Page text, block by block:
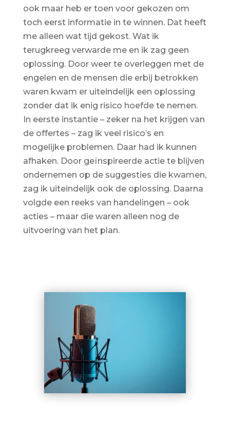
ook maar heb er toen voor gekozen om
toch eerst informatie in te winnen. Dat heeft
me alleen wat tijd gekost. Wat ik
terugkreeg verwarde me en ik zag geen
oplossing. Door weer te overleggen met de
engelen en de mensen die erbij betrokken
waren kwam er uiteindelijk een oplossing
zonder dat ik enig risico hoefde te nemen.
In eerste instantie – zeker na het krijgen van
de offertes – zag ik veel risico’s en
mogelijke problemen. Daar had ik kunnen
afhaken. Door geïnspireerde actie te blijven
ondernemen op de suggesties die kwamen,
zag ik uiteindelijk ook de oplossing. Daarna
volgde een reeks van handelingen – ook
acties – maar die waren alleen nog de
uitvoering van het plan.